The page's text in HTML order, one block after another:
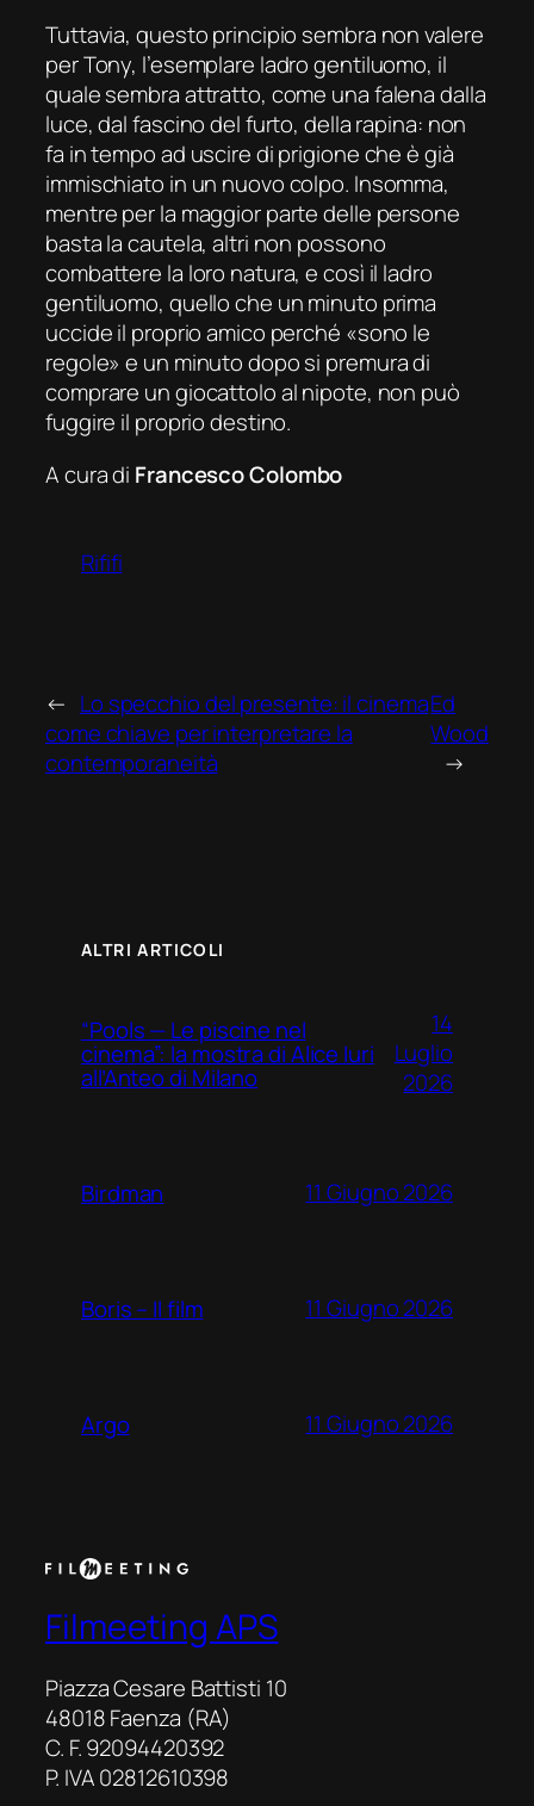
Tuttavia, questo principio sembra non valere
per Tony, l’esemplare ladro gentiluomo, il
quale sembra attratto, come una falena dalla
luce, dal fascino del furto, della rapina: non
fa in tempo ad uscire di prigione che è già
immischiato in un nuovo colpo. Insomma,
mentre per la maggior parte delle persone
basta la cautela, altri non possono
combattere la loro natura, e così il ladro
gentiluomo, quello che un minuto prima
uccide il proprio amico perché «sono le
regole» e un minuto dopo si premura di
comprare un giocattolo al nipote, non può
fuggire il proprio destino.
A cura di Francesco Colombo
Rififi
← Lo specchio del presente: il cinema
come chiave per interpretare la
contemporaneità
Ed
Wood
→
ALTRI ARTICOLI
“Pools — Le piscine nel
cinema”: la mostra di Alice Iuri
all’Anteo di Milano
14
Luglio
2026
Birdman 11 Giugno 2026
Boris – Il film 11 Giugno 2026
Argo 11 Giugno 2026
Filmeeting APS
Piazza Cesare Battisti 10
48018 Faenza (RA)
C. F. 92094420392
P. IVA 02812610398